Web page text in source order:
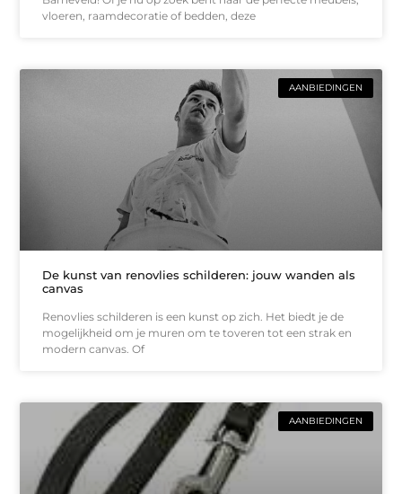
vloeren, raamdecoratie of bedden, deze
AANBIEDINGEN
De kunst van renovlies schilderen: jouw wanden als
canvas
Renovlies schilderen is een kunst op zich. Het biedt je de
mogelijkheid om je muren om te toveren tot een strak en
modern canvas. Of
AANBIEDINGEN